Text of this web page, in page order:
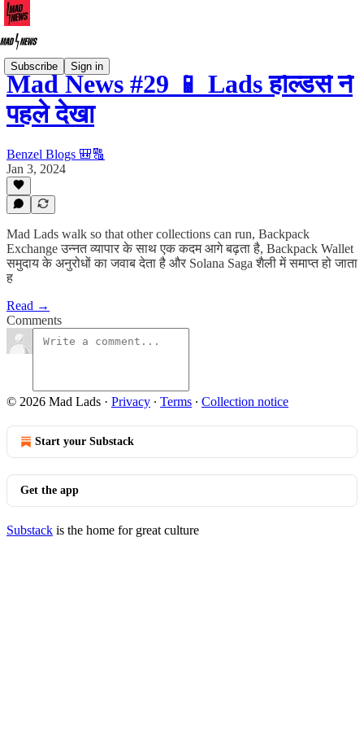
Subscribe Sign in
Mad News #29 📱 Lads होल्डर्स ने
पहले देखा
Benzel Blogs 🎒🔠
Jan 3, 2024
Mad Lads walk so that other collections can run, Backpack
Exchange उन्नत व्यापार के साथ एक कदम आगे बढ़ता है, Backpack Wallet
समुदाय के अनुरोधों का जवाब देता है और Solana Saga शैली में समाप्त हो जाता
ह
Read →
Comments
© 2026 Mad Lads · Privacy ∙ Terms ∙ Collection notice
Start your Substack
Get the app
Substack is the home for great culture